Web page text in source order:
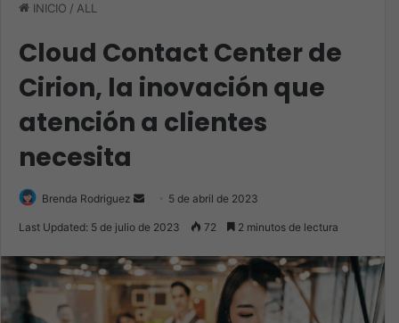
INICIO / ALL
Cloud Contact Center de
Cirion, la inovación que
atención a clientes
necesita
Brenda Rodriguez
Send 5 de abril de 2023
Last Updated: 5 de julio de 2023 72 2 minutos de lectura